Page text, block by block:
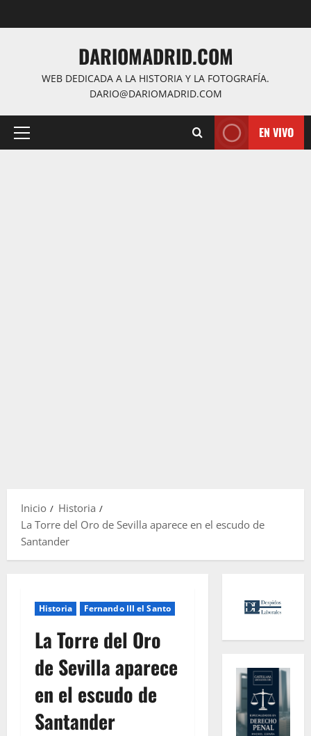
al
DARIOMADRID.COM
WEB DEDICADA A LA HISTORIA Y LA FOTOGRAFÍA.
DARIO@DARIOMADRID.COM
Menú
EN VIVO
Inicio
Historia
La Torre del Oro de Sevilla aparece en el escudo de
Santander
Historia Fernando III el Santo
La Torre del Oro
de Sevilla aparece
en el escudo de
Santander